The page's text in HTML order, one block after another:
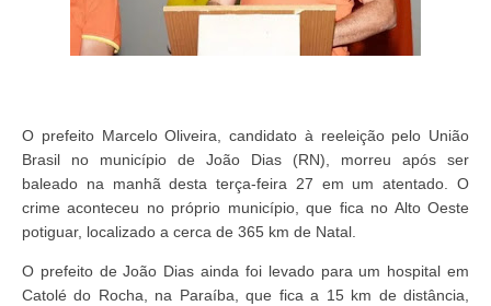
O prefeito Marcelo Oliveira, candidato à reeleição pelo União
Brasil no município de João Dias (RN), morreu após ser
baleado na manhã desta terça-feira 27 em um atentado. O
crime aconteceu no próprio município, que fica no Alto Oeste
potiguar, localizado a cerca de 365 km de Natal.
O prefeito de João Dias ainda foi levado para um hospital em
Catolé do Rocha, na Paraíba, que fica a 15 km de distância,